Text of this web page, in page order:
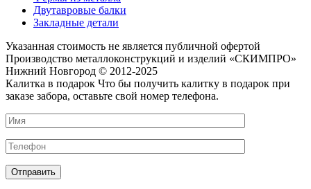
Двутавровые балки
Закладные детали
Указанная стоимость не является публичной офертой
Производство металлоконструкций и изделий «СКИМПРО»
Нижний Новгород © 2012-2025
Калитка в подарок Что бы получить калитку в подарок при
заказе забора, оставьте свой номер телефона.